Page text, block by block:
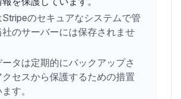
のセキュアなシステムで管
のサーバーには保存されませ
タは定期的にバックアップさ
セスから保護するための措置
す。